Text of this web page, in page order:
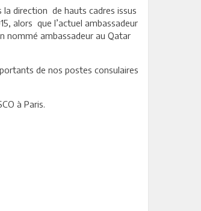
la direction de hauts cadres issus
alors que l’actuel ambassadeur
nommé ambassadeur au Qatar
de nos postes consulaires
à Paris.